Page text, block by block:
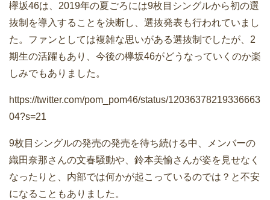
欅坂46は、2019年の夏ごろには9枚目シングルから初の選
抜制を導入することを決断し、選抜発表も行われていまし
た。ファンとしては複雑な思いがある選抜制でしたが、2
期生の活躍もあり、今後の欅坂46がどうなっていくのか楽
しみでもありました。
https://twitter.com/pom_pom46/status/12036378219336663
04?s=21
9枚目シングルの発売の発売を待ち続ける中、メンバーの
織田奈那さんの文春騒動や、鈴本美愉さんが姿を見せなく
なったりと、内部では何かが起こっているのでは？と不安
になることもありました。